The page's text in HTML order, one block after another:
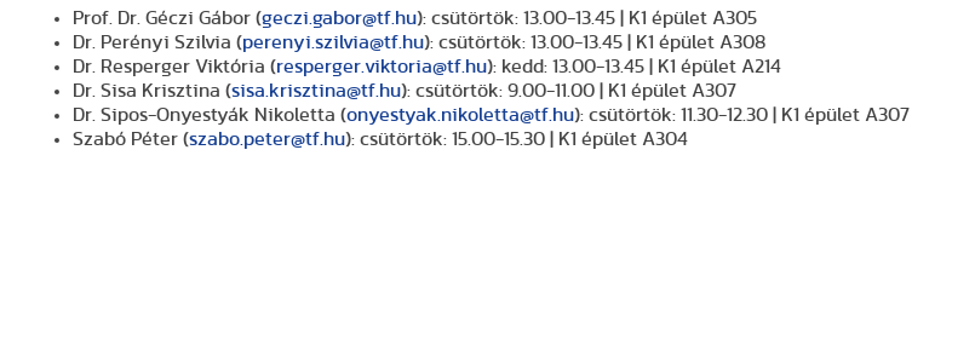
Prof. Dr. Géczi Gábor (geczi.gabor@tf.hu): csütörtök: 13.00-13.45 | K1 épület A305
Dr. Perényi Szilvia (perenyi.szilvia@tf.hu): csütörtök: 13.00-13.45 | K1 épület A308
Dr. Resperger Viktória (resperger.viktoria@tf.hu): kedd: 13.00-13.45 | K1 épület A214
Dr. Sisa Krisztina (sisa.krisztina@tf.hu): csütörtök: 9.00-11.00 | K1 épület A307
Dr. Sipos-Onyestyák Nikoletta (onyestyak.nikoletta@tf.hu): csütörtök: 11.30-12.30 | K1 épület A307
Szabó Péter (szabo.peter@tf.hu): csütörtök: 15.00-15.30 | K1 épület A304